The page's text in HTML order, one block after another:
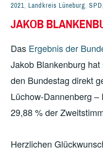
2021, Landkreis Lüneburg,SPD
JAKOB
Das Ergebnis der
Jakob Blankenburg
den Bundestag direkt
Lüchow-Dannenberg
29,88 % der
Herzlichen